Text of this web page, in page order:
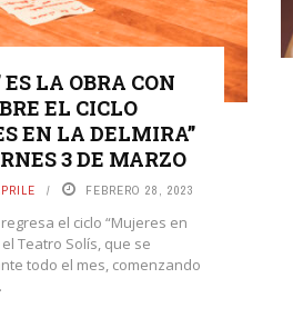
LA OBRA CON
EL CICLO
EN LA DELMIRA”
3 DE MARZO
FEBRERO 28, 2023
el ciclo “Mujeres en
Teatro Solís, que se
todo el mes, comenzando